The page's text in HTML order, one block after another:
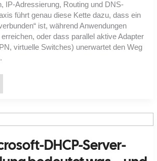
IP-Adressierung, Routing und DNS-
führt genau diese Kette dazu, dass ein
ist, während Anwendungen
oder dass parallel aktive Adapter
virtuelle Switches) unerwartet den Weg
DHCP-Server-